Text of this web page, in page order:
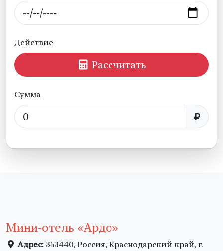
Действие
Рассчитать
Сумма
Мини-отель «Ардо»
Адрес: 353440, Россия, Краснодарский край, г.